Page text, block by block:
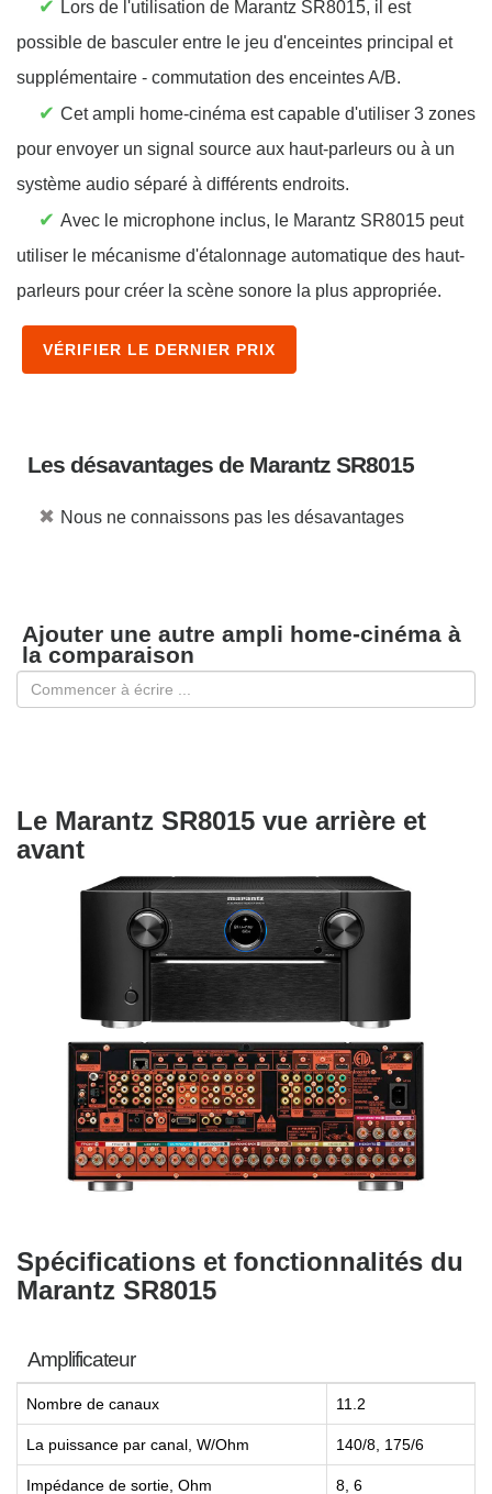
✔ Lors de l'utilisation de Marantz SR8015, il est
possible de basculer entre le jeu d'enceintes principal et
supplémentaire - commutation des enceintes A/B.
✔ Cet ampli home-cinéma est capable d'utiliser 3 zones
pour envoyer un signal source aux haut-parleurs ou à un
système audio séparé à différents endroits.
✔ Avec le microphone inclus, le Marantz SR8015 peut
utiliser le mécanisme d'étalonnage automatique des haut-
parleurs pour créer la scène sonore la plus appropriée.
VÉRIFIER LE DERNIER PRIX
Les désavantages de Marantz SR8015
✖ Nous ne connaissons pas les désavantages
Ajouter une autre ampli home-cinéma à
la comparaison
Le Marantz SR8015 vue arrière et
avant
Spécifications et fonctionnalités du
Marantz SR8015
Amplificateur
Nombre de canaux 11.2
La puissance par canal, W/Ohm 140/8, 175/6
Impédance de sortie, Ohm 8, 6